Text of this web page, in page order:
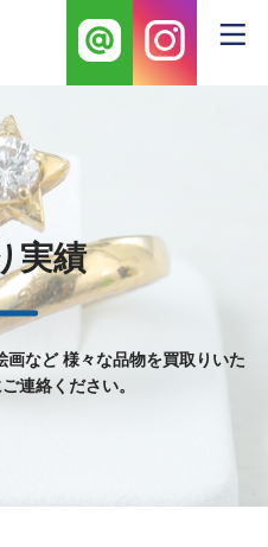
実績
画など様々な品物を買取りいた
連絡ください。